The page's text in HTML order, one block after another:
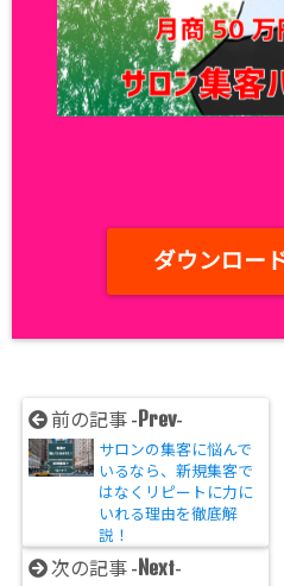
ダウンロー
前の記事 -Prev-
サロンの集客に悩んで
いるなら、新規集客で
はなくリピートに力に
いれる理由を徹底解
説！
次の記事 -Next-